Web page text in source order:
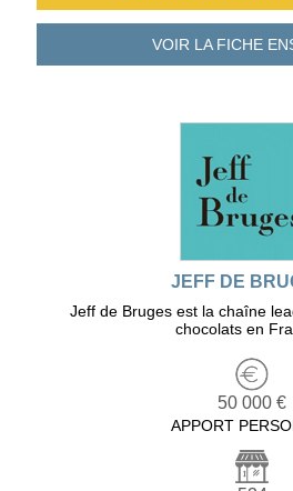
VOIR LA FICHE
JEFF DE
Jeff de Bruges est la chaîne
chocolats en
50 000 €
APPORT